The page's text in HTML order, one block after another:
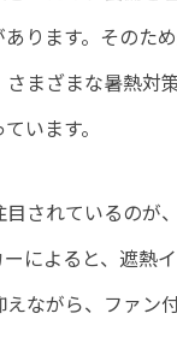
あります。そのた
さまざまな暑熱対
います。
目されているのが
によると、遮熱
えながら、ファン